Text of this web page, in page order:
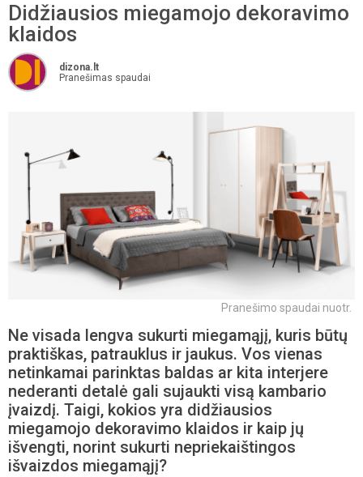
Didžiausios miegamojo dekoravimo
klaidos
dizona.lt
Pranešimas spaudai
Pranešimo spaudai nuotr.
Ne visada lengva sukurti miegamąjį, kuris būtų
praktiškas, patrauklus ir jaukus. Vos vienas
netinkamai parinktas baldas ar kita interjere
nederanti detalė gali sujaukti visą kambario
įvaizdį. Taigi, kokios yra didžiausios
miegamojo dekoravimo klaidos ir kaip jų
išvengti, norint sukurti nepriekaištingos
išvaizdos miegamąjį?